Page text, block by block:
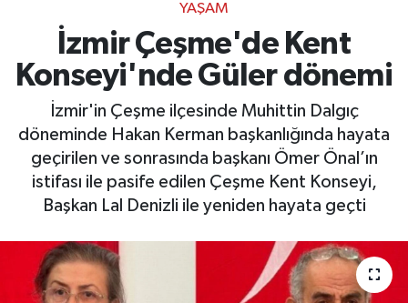
YAŞAM
İzmir Çeşme'de Kent
Konseyi'nde Güler dönemi
İzmir'in Çeşme ilçesinde Muhittin Dalgıç
döneminde Hakan Kerman başkanlığında hayata
geçirilen ve sonrasında başkanı Ömer Önal’ın
istifası ile pasife edilen Çeşme Kent Konseyi,
Başkan Lal Denizli ile yeniden hayata geçti
Genel
Gündem
Magazin
Otomobil
Teknoloji
Son Dakika Haberleri
Haber Arşivi